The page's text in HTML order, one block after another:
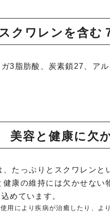
クワレンを含む
3脂肪酸、炭素鎖27、ア
美容と健康に欠
たっぷりとスクワレン
康の維持には欠かせな
めています。
により疾病が治癒したり、よ